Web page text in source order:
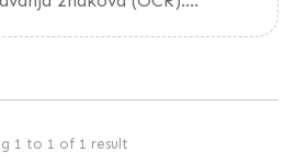
1 to 1 of 1 result